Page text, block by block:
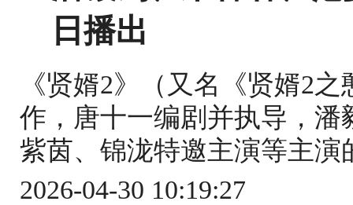
日播出
《贤婿2》（又名《贤婿2
作，唐十一编剧并执导，
紫茵、锦泷特邀主演等主演
2026-04-30 10:19:27